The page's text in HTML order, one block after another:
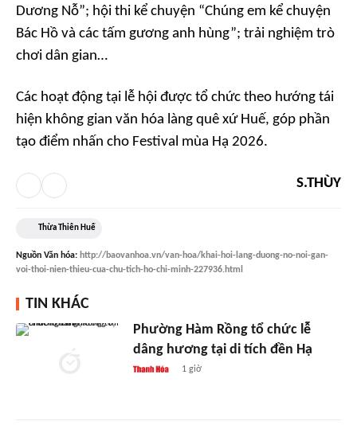
Dương Nỗ”; hội thi kể chuyện “Chúng em kể chuyện
Bác Hồ và các tấm gương anh hùng”; trải nghiệm trò
chơi dân gian…
Các hoạt động tại lễ hội được tổ chức theo hướng tái
hiện không gian văn hóa làng quê xứ Huế, góp phần
tạo điểm nhấn cho Festival mùa Hạ 2026.
S.THÙY
Thừa Thiên Huế
Nguồn Văn hóa: http://baovanhoa.vn/van-hoa/khai-hoi-lang-duong-no-noi-gan-
voi-thoi-nien-thieu-cua-chu-tich-ho-chi-minh-227936.html
TIN KHÁC
Phường Hàm Rồng tổ chức lễ
dâng hương tại di tích đền Hạ
1 giờ